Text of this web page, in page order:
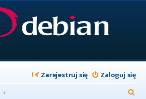
Zaloguj się
Zarejestruj się